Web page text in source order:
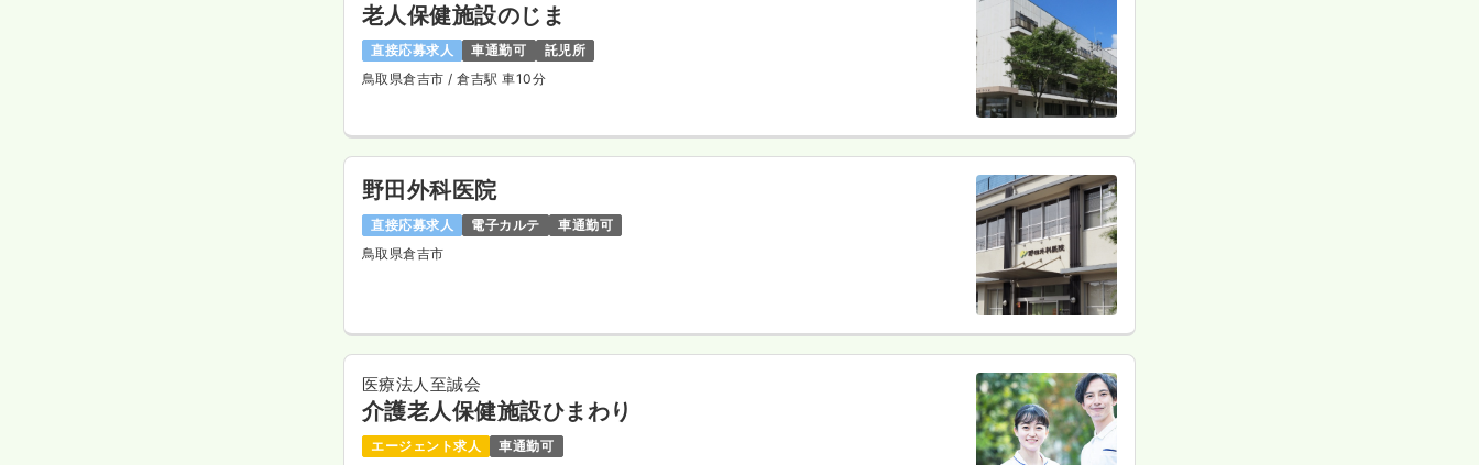
老人保健施設のじま
直接応募求人 車通勤可
託児所
鳥取県倉吉市/ 倉吉駅 車10分
野田外科医院
直接応募求人 電子カルテ
車通勤可
鳥取県倉吉市
医療法人至誠会
介護老人保健施設ひまわり
エージェント求人
車通勤可